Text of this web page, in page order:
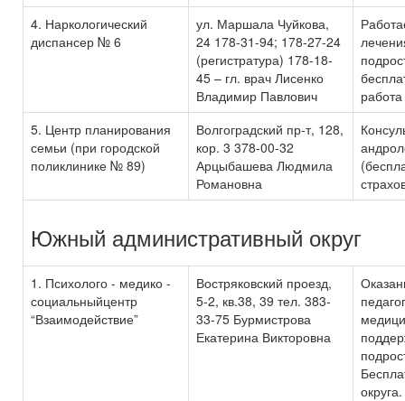
4. Наркологический
диспансер № 6
ул. Маршала Чуйкова,
24 178-31-94; 178-27-24
(регистратура) 178-18-
45 – гл. врач Лисенко
Владимир Павлович
5. Центр планирования
семьи (при городской
поликлинике № 89)
Волгоградский пр-т, 128,
кор. 3 378-00-32
Арцыбашева Людмила
Романовна
Южный административный округ
1. Психолого - медико -
социальныйцентр
“Взаимодействие”
Востряковский проезд,
5-2, кв.38, 39 тел. 383-
33-75 Бурмистрова
Екатерина Викторовна
округа.